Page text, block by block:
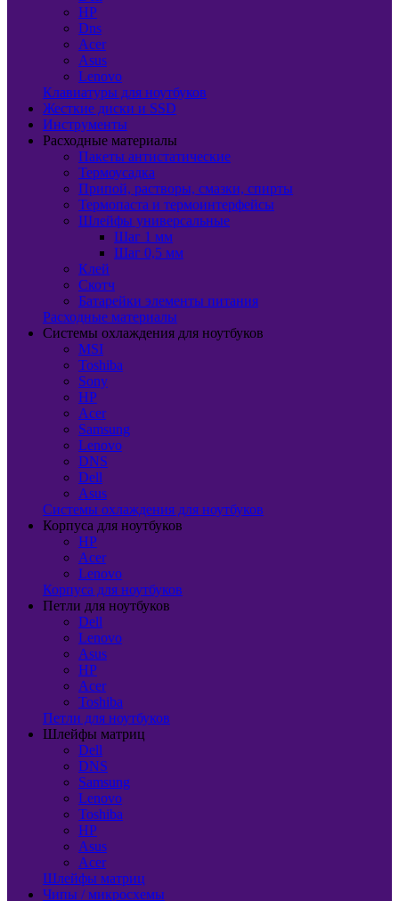
HP
Dns
Acer
Asus
Lenovo
Клавиатуры для ноутбуков
Жесткие диски и SSD
Инструменты
Расходные материалы
Пакеты антистатические
Термоусадка
Припой, растворы, смазки, спирты
Термопаста и термоинтерфейсы
Шлейфы универсальные
Шаг 1 мм
Шаг 0,5 мм
Клей
Скотч
Батарейки элементы питания
Расходные материалы
Системы охлаждения для ноутбуков
MSI
Toshiba
Sony
HP
Acer
Samsung
Lenovo
DNS
Dell
Asus
Системы охлаждения для ноутбуков
Корпуса для ноутбуков
HP
Acer
Lenovo
Корпуса для ноутбуков
Петли для ноутбуков
Dell
Lenovo
Asus
HP
Acer
Toshiba
Петли для ноутбуков
Шлейфы матриц
Dell
DNS
Samsung
Lenovo
Toshiba
HP
Asus
Acer
Шлейфы матриц
Чипы / микросхемы